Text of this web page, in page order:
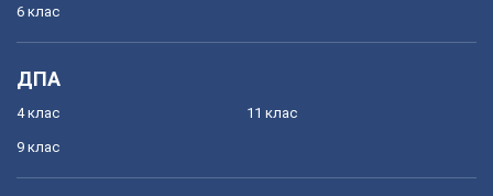
6 клас
ДПА
4 клас
9 клас
11 клас